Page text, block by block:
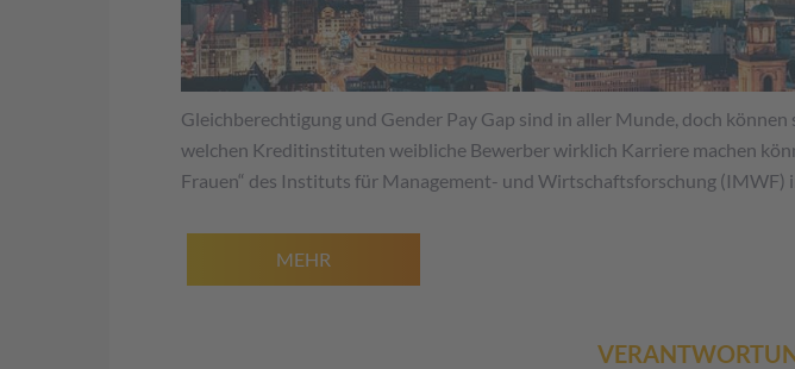
Gleichberechtigung und Gender Pay Gap sind in aller Munde, doch
welchen Kreditinstituten weibliche Bewerber wirklich Karriere machen
Frauen“ des Instituts für Management- und Wirtschaftsforschung (IMWF)
MEHR